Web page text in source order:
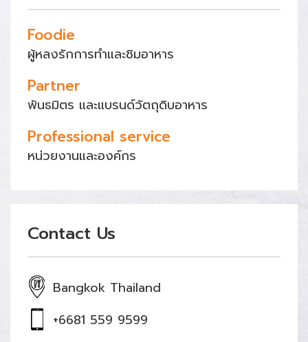
Foodie
ผู้หลงรักการทำและชิมอาหาร
Partner
พันธมิตร และแบรนด์วัตถุดิบอาหาร
Professional service
หน่วยงานและองค์กร
Contact Us
Bangkok Thailand
+6681 559 9599